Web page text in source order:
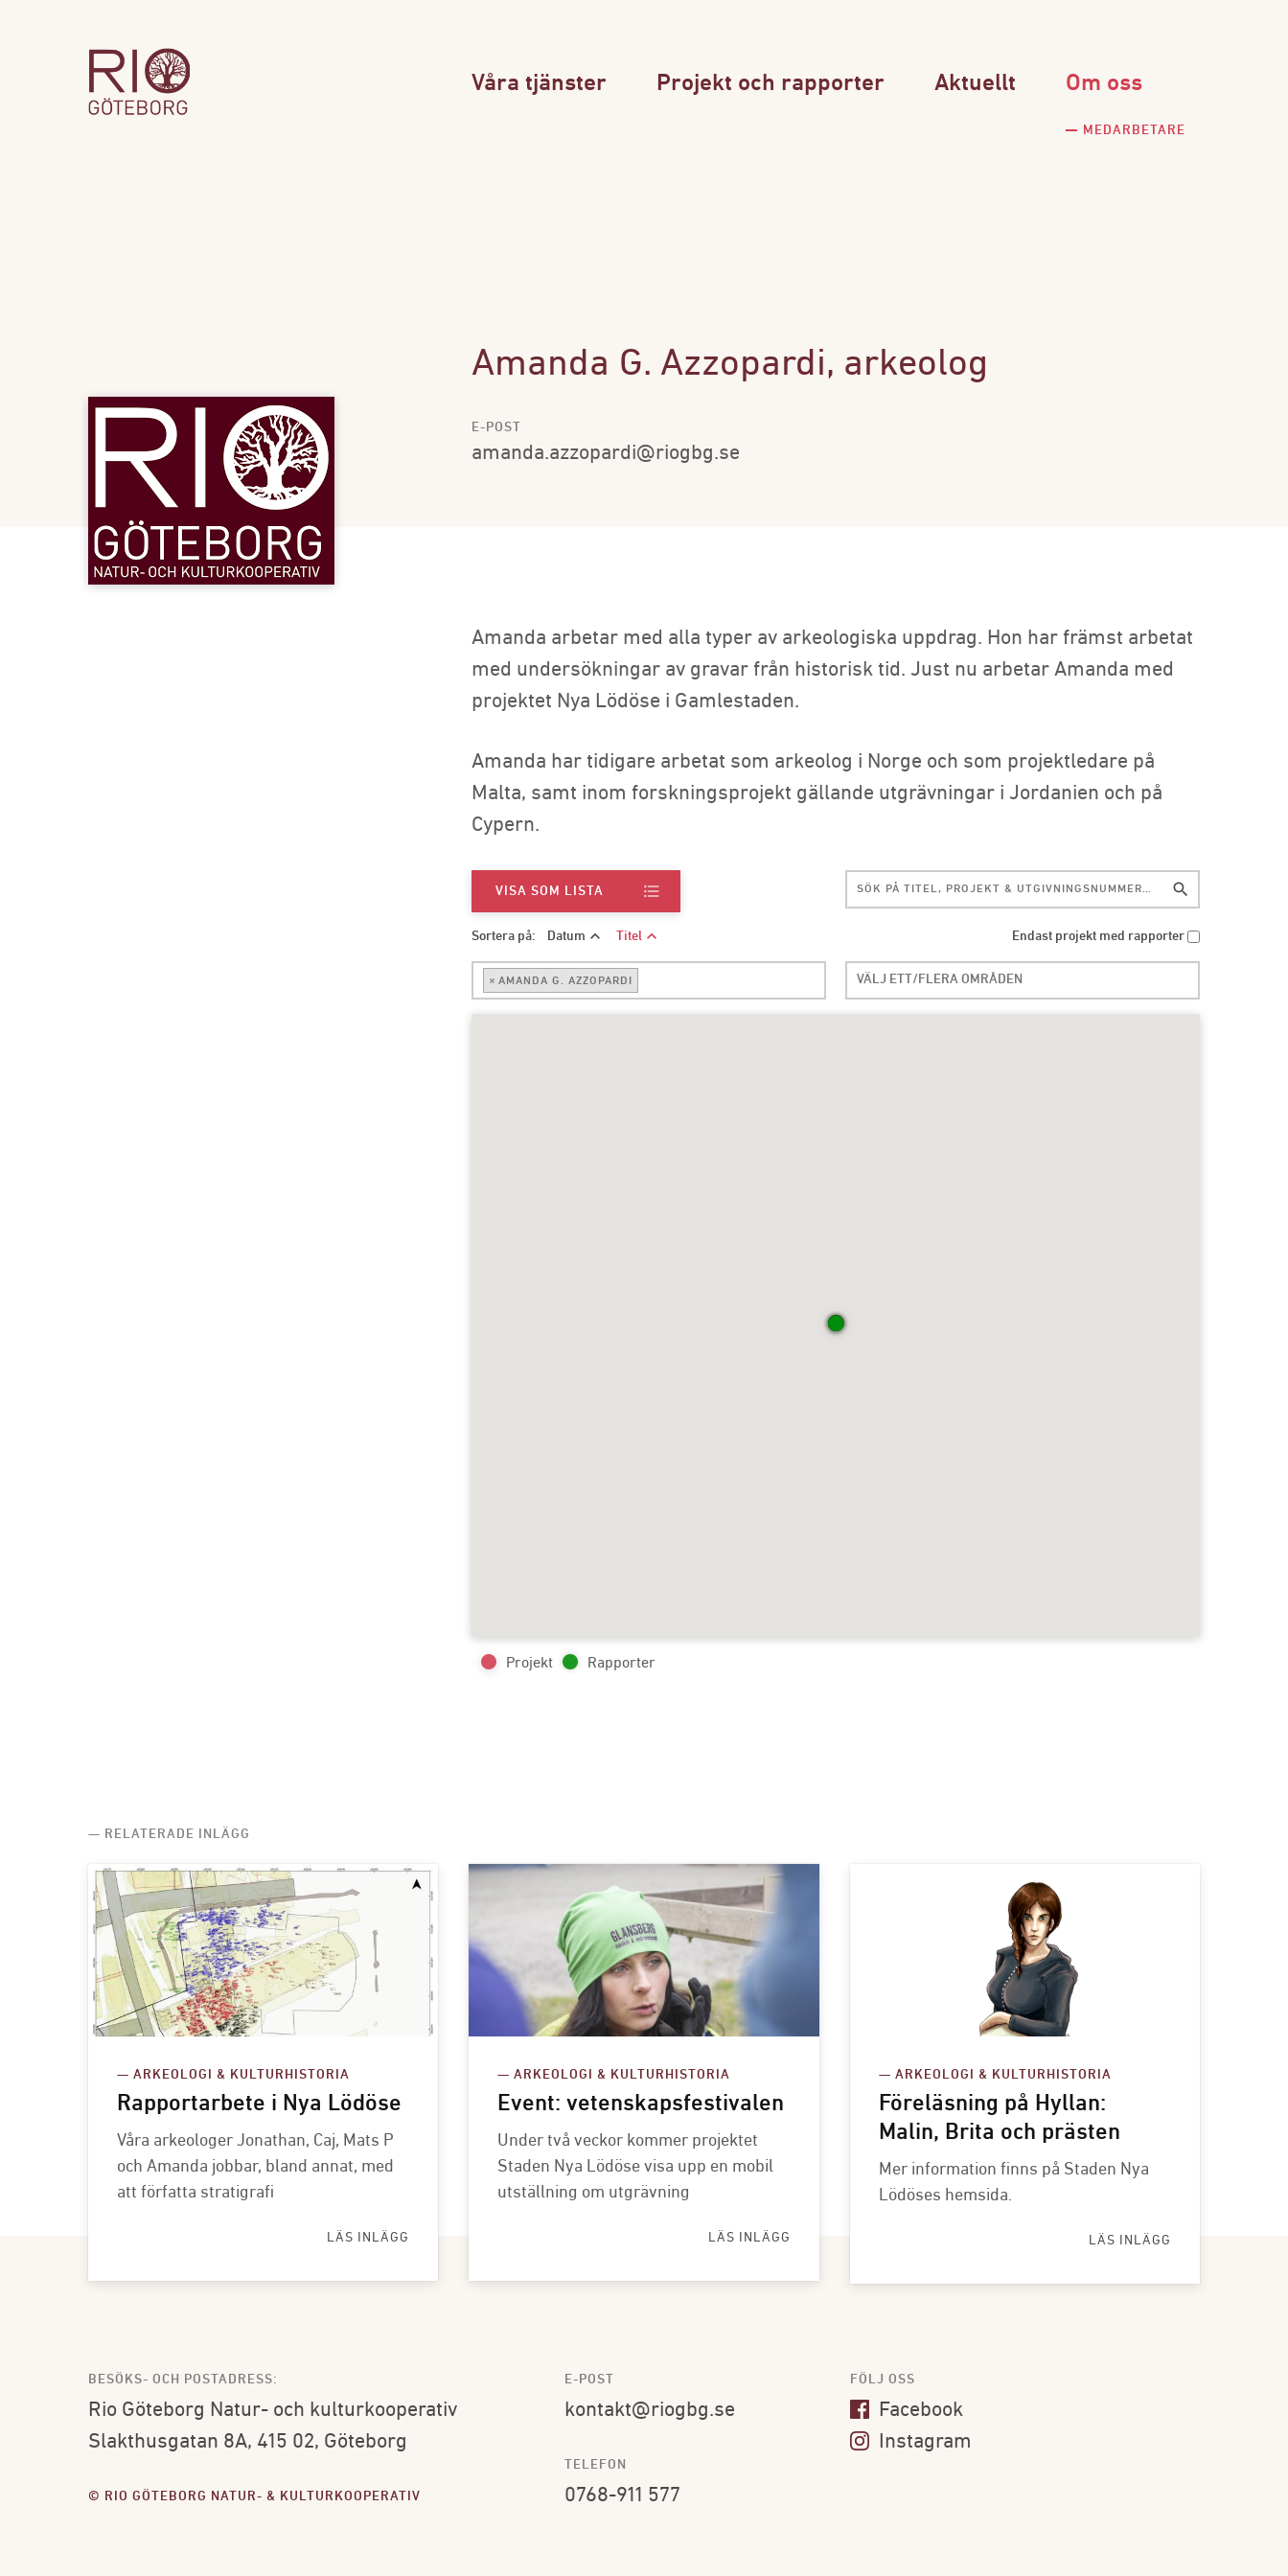
Våra tjänster Projekt och rapporter Aktuellt Om oss
MEDARBETARE
Amanda G. Azzopardi, arkeolog
E-POST
amanda.azzopardi@riogbg.se
Amanda arbetar med alla typer av arkeologiska uppdrag. Hon har främst arbetat
med undersökningar av gravar från historisk tid. Just nu arbetar Amanda med
projektet Nya Lödöse i Gamlestaden.
Amanda har tidigare arbetat som arkeolog i Norge och som projektledare på
Malta, samt inom forskningsprojekt gällande utgrävningar i Jordanien och på
Cypern.
VISA SOM LISTA format_list_bulleted search
Sortera på: Datum expand_less Titel expand_less Endast projekt med rapporter
× AMANDA G. AZZOPARDI
Projekt Rapporter
— RELATERADE INLÄGG
— ARKEOLOGI & KULTURHISTORIA
Rapportarbete i Nya Lödöse
Våra arkeologer Jonathan, Caj, Mats P
och Amanda jobbar, bland annat, med
att författa stratigrafi
LÄS INLÄGG
— ARKEOLOGI & KULTURHISTORIA
Event: vetenskapsfestivalen
Under två veckor kommer projektet
Staden Nya Lödöse visa upp en mobil
utställning om utgrävning
LÄS INLÄGG
— ARKEOLOGI & KULTURHISTORIA
Föreläsning på Hyllan:
Malin, Brita och prästen
Mer information finns på Staden Nya
Lödöses hemsida.
LÄS INLÄGG
BESÖKS- OCH POSTADRESS:
Rio Göteborg Natur- och kulturkooperativ
Slakthusgatan 8A, 415 02, Göteborg
© RIO GÖTEBORG NATUR- & KULTURKOOPERATIV
E-POST
kontakt@riogbg.se
TELEFON
0768-911 577
FÖLJ OSS
Facebook
Instagram